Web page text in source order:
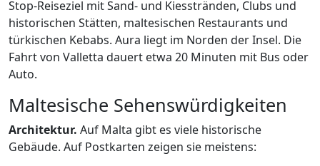
Stop-Reiseziel mit Sand- und Kiesstränden, Clubs und
historischen Stätten, maltesischen Restaurants und
türkischen Kebabs. Aura liegt im Norden der Insel. Die
Fahrt von Valletta dauert etwa 20 Minuten mit Bus oder
Auto.
Maltesische Sehenswürdigkeiten
Architektur. Auf Malta gibt es viele historische
Gebäude. Auf Postkarten zeigen sie meistens: